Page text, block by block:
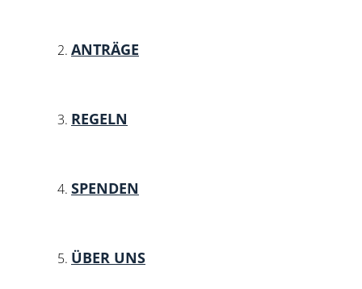
ANTRÄGE
REGELN
SPENDEN
ÜBER UNS